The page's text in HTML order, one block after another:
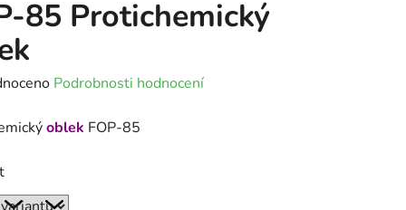
85 Protichemický
Podrobnosti hodnocení
oblek FOP-85